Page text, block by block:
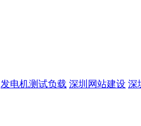
发电机测试负载 深圳网站建设 深